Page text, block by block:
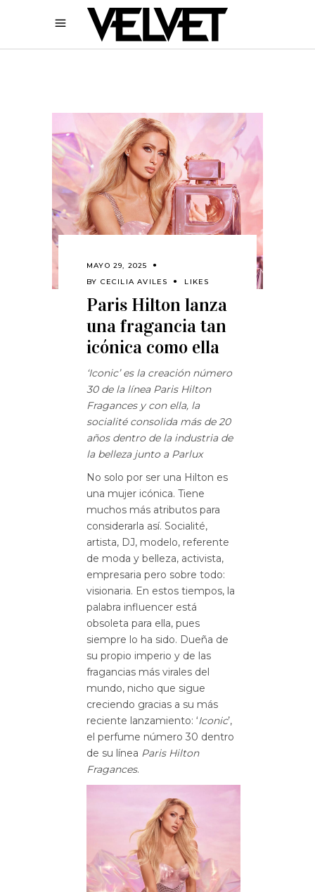
MAYO 29, 2025
BY CECILIA AVILES LIKES
Paris Hilton lanza
una fragancia tan
icónica como ella
‘Iconic’ es la creación número
30 de la línea Paris Hilton
Fragances y con ella, la
socialité consolida más de 20
años dentro de la industria de
la belleza junto a Parlux
No solo por ser una Hilton es
una mujer icónica. Tiene
muchos más atributos para
considerarla así. Socialité,
artista, DJ, modelo, referente
de moda y belleza, activista,
empresaria pero sobre todo:
visionaria. En estos tiempos, la
palabra influencer está
obsoleta para ella, pues
siempre lo ha sido. Dueña de
su propio imperio y de las
fragancias más virales del
mundo, nicho que sigue
creciendo gracias a su más
reciente lanzamiento: ‘Iconic’,
el perfume número 30 dentro
de su línea Paris Hilton
Fragances.